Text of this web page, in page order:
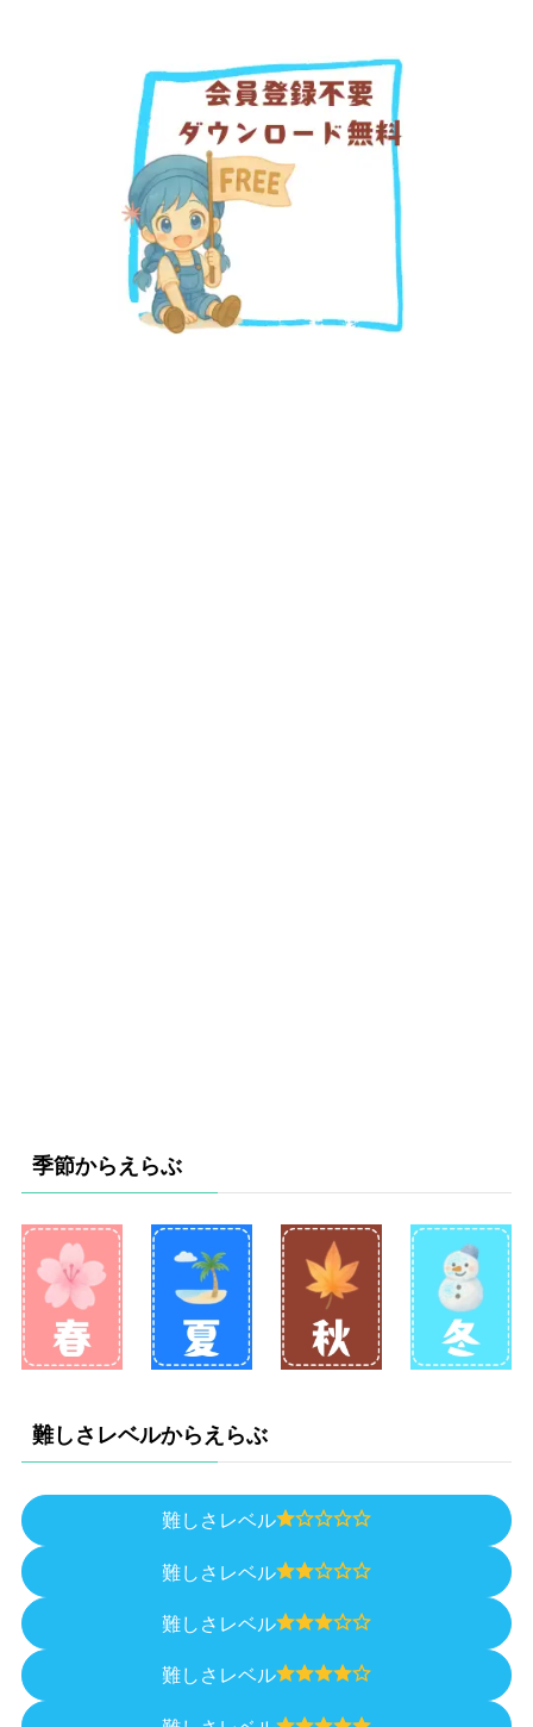
季節からえらぶ
難しさレベルからえらぶ
難しさレベル
難しさレベル
難しさレベル
難しさレベル